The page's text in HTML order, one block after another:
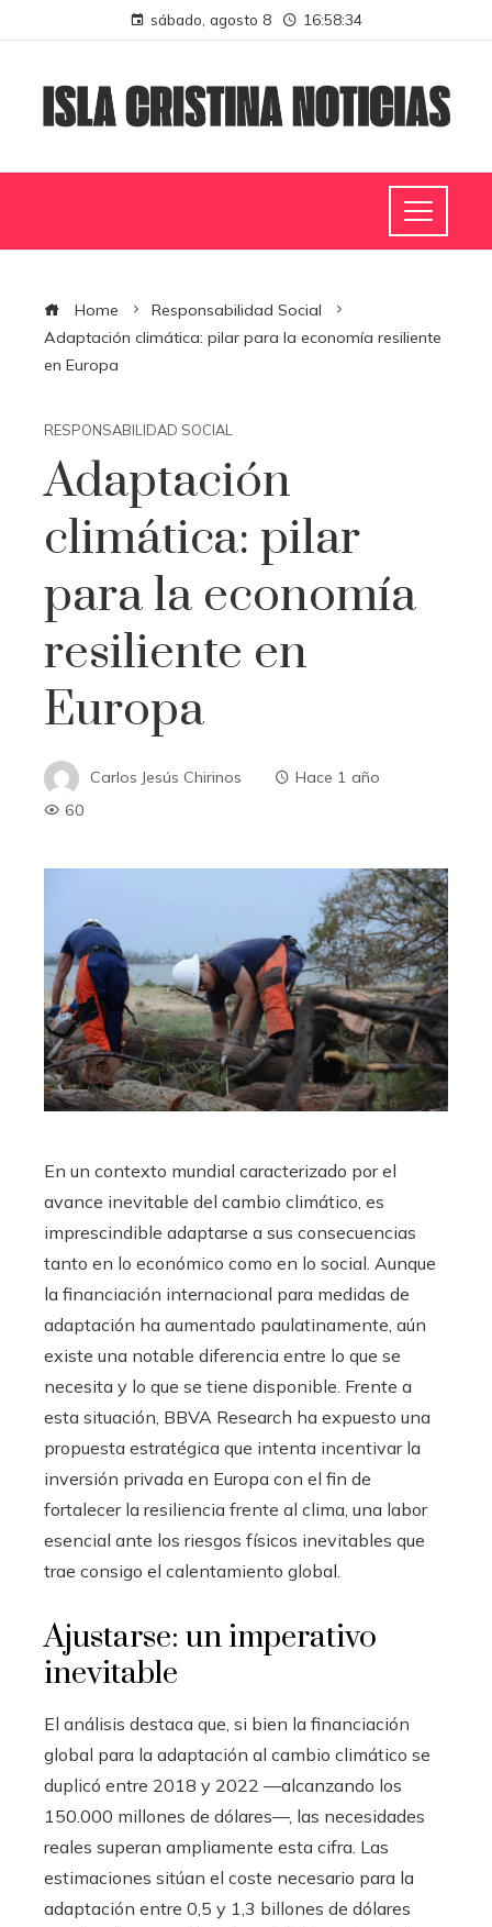
sábado, agosto 8 16:58:35
Home
Responsabilidad Social
Adaptación climática: pilar para la economía resiliente
en Europa
RESPONSABILIDAD SOCIAL
Adaptación
climática: pilar
para la economía
resiliente en
Europa
Carlos Jesús Chirinos
Hace 1 año
60
En un contexto mundial caracterizado por el
avance inevitable del cambio climático, es
imprescindible adaptarse a sus consecuencias
tanto en lo económico como en lo social. Aunque
la financiación internacional para medidas de
adaptación ha aumentado paulatinamente, aún
existe una notable diferencia entre lo que se
necesita y lo que se tiene disponible. Frente a
esta situación, BBVA Research ha expuesto una
propuesta estratégica que intenta incentivar la
inversión privada en Europa con el fin de
fortalecer la resiliencia frente al clima, una labor
esencial ante los riesgos físicos inevitables que
trae consigo el calentamiento global.
Ajustarse: un imperativo
inevitable
El análisis destaca que, si bien la financiación
global para la adaptación al cambio climático se
duplicó entre 2018 y 2022 —alcanzando los
150.000 millones de dólares—, las necesidades
reales superan ampliamente esta cifra. Las
estimaciones sitúan el coste necesario para la
adaptación entre 0,5 y 1,3 billones de dólares